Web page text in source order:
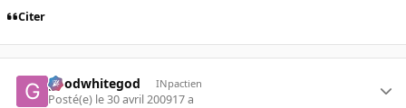
Citer
goodwhitegod INpactien
Posté(e) le 30 avril 200917 a